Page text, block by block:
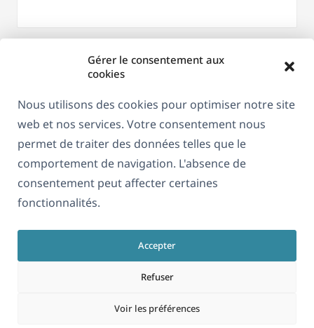
Gérer le consentement aux
cookies
Nous utilisons des cookies pour optimiser notre site
web et nos services. Votre consentement nous
permet de traiter des données telles que le
comportement de navigation. L'absence de
consentement peut affecter certaines
fonctionnalités.
Accepter
Refuser
Voir les préférences
Français
À propos de WPML
Rejoignez notre équipe
(s'ouvre
dans
une
nouvelle
(s'ouvre
dans
une
(s'ouvre